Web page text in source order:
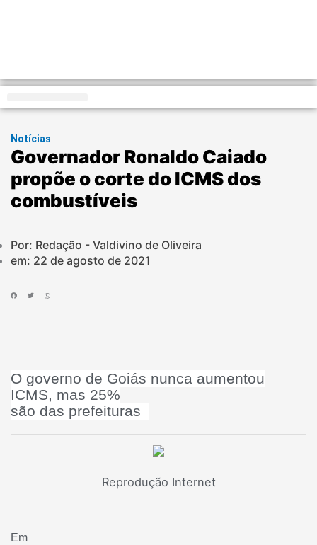
Notícias
Governador Ronaldo Caiado
propõe o corte do ICMS dos
combustíveis
Por: Redação - Valdivino de Oliveira
em: 22 de agosto de 2021
O governo de Goiás nunca aumentou
ICMS, mas 25%
são das prefeituras
Reprodução Internet
Em